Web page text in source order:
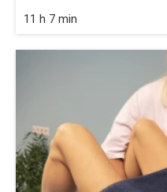
11 h 7 min